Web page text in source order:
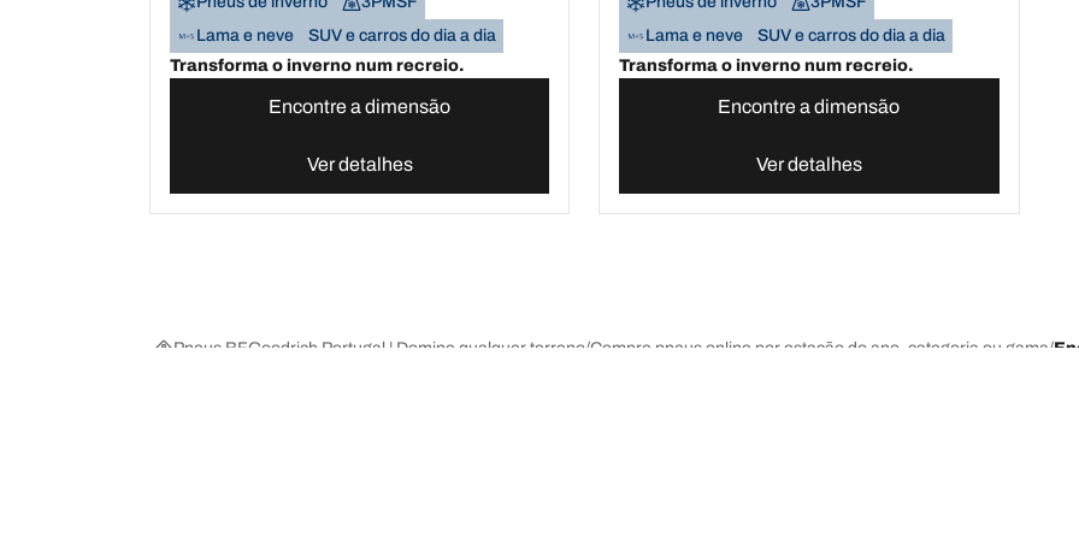
Lama e neve
SUV e carros do dia a dia
Transforma o inverno num recreio.
Encontre a dimensão
Ver detalhes
Lama e neve
SUV e carros do dia a dia
Transforma o inverno num recreio.
Encontre a dimensão
Ver detalhes
Pneus BFGoodrich Portugal | Domine qualquer terreno Compre pneus online por estação do ano, categoria ou gama